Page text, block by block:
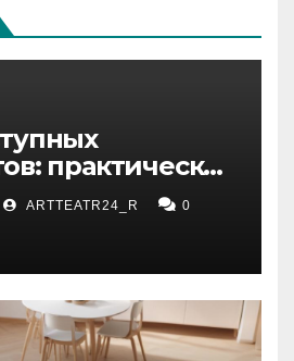
практические
ARTTEATR24_R 0